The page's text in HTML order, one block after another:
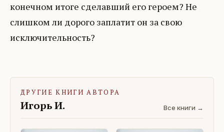
конечном итоге сделавший его героем? Не
слишком ли дорого заплатит он за свою
исключительность?
ДРУГИЕ КНИГИ АВТОРА
Игорь И. Все книги →